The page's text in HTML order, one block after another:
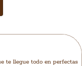
te llegue todo en perfectas